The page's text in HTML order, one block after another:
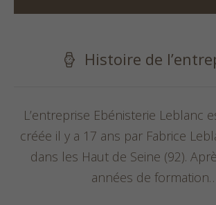
Histoire de
L’entreprise Ebénisterie Leblanc
créée il y a 17 ans par Fabrice
dans les Haut de Seine (92).
années de